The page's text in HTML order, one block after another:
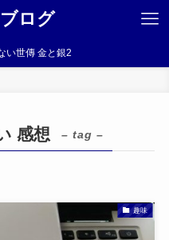
ログ
い世傳 金と銀2
感想 – tag –
趣味